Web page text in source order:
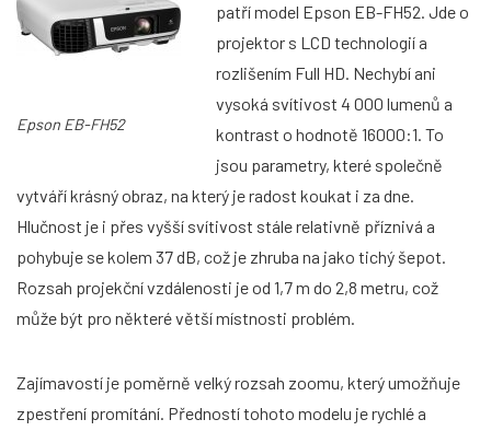
Epson EB-FH52
patří model Epson EB-FH52. Jde o
projektor s LCD technologií a
rozlišením Full HD. Nechybí ani
vysoká svítivost 4 000 lumenů a
kontrast o hodnotě 16000:1. To
jsou parametry, které společně
vytváří krásný obraz, na který je radost koukat i za dne.
Hlučnost je i přes vyšší svítivost stále relativně příznivá a
pohybuje se kolem 37 dB, což je zhruba na jako tichý šepot.
Rozsah projekční vzdálenosti je od 1,7 m do 2,8 metru, což
může být pro některé větší místnosti problém.
Zajímavostí je poměrně velký rozsah zoomu, který umožňuje
zpestření promítání. Předností tohoto modelu je rychlé a